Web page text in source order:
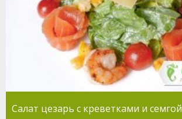
Салат цезарь с креветками и семгой